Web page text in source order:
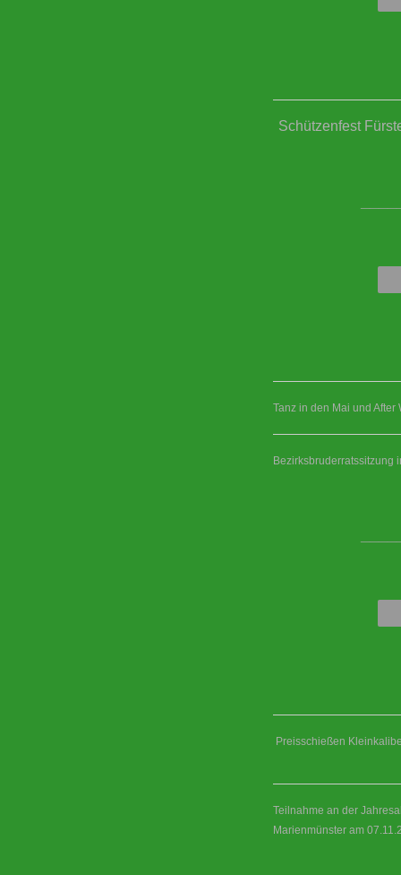
Schützenfest
Tanz in den Mai und After
Bezirksbruderratssitzung
Preisschießen
Teilnahme an der
Marienmünster am